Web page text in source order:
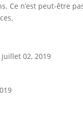
Ce n’est peut-être
02, 2019